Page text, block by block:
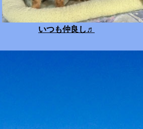
いつも仲良し ♬